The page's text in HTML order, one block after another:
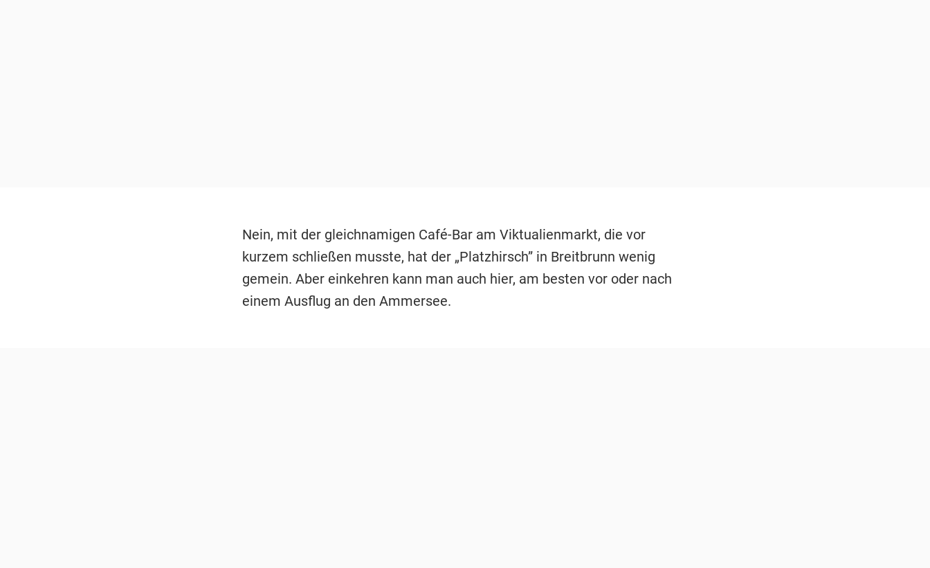
Nein, mit der gleichnamigen Café-Bar am Viktualienmarkt, die vor
kurzem schließen musste, hat der „Platzhirsch” in Breitbrunn wenig
gemein. Aber einkehren kann man auch hier, am besten vor oder nach
einem Ausflug an den Ammersee.